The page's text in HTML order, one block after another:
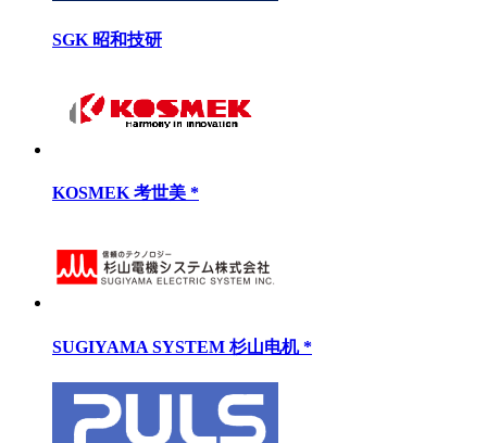
SGK 昭和技研
KOSMEK 考世美 *
SUGIYAMA SYSTEM 杉山电机 *